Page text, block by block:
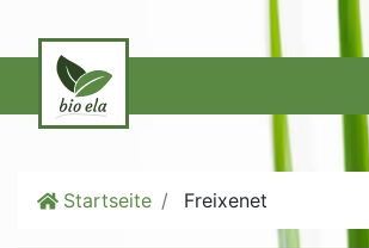
Startseite Freixenet